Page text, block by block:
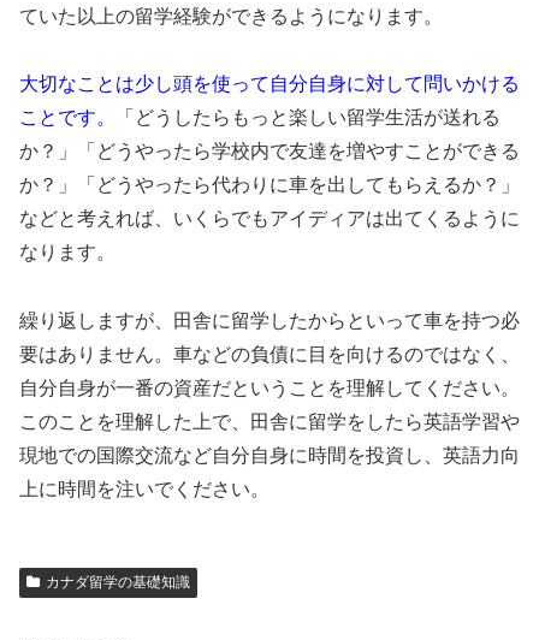
ていた以上の留学経験ができるようになります。
大切なことは少し頭を使って自分自身に対して問いかける
ことです。
「どうしたらもっと楽しい留学生活が送れる
か？」「どうやったら学校内で友達を増やすことができる
か？」「どうやったら代わりに車を出してもらえるか？」
などと考えれば、いくらでもアイディアは出てくるように
なります。
繰り返しますが、田舎に留学したからといって車を持つ必
要はありません。車などの負債に目を向けるのではなく、
自分自身が一番の資産だということを理解してください。
このことを理解した上で、田舎に留学をしたら英語学習や
現地での国際交流など自分自身に時間を投資し、英語力向
上に時間を注いでください。
カナダ留学の基礎知識